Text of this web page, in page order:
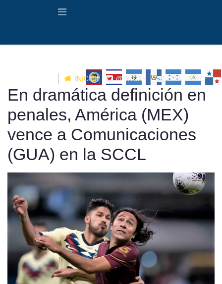
INICIO @UNCAF CONTACTO
En dramática definición en
penales, América (MEX)
vence a Comunicaciones
(GUA) en la SCCL